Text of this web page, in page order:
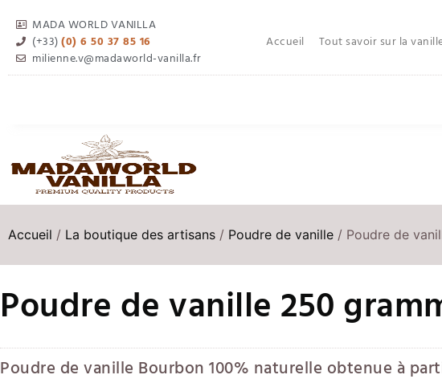
MADA WORLD VANILLA
(+33)(0) 6 50 37 85 16
milienne.v@madaworld-vanilla.fr
Accueil Tout savoir sur la
Accueil / La boutique des artisans / Poudre de vanille / Poudre de
Poudre de vanille 250
Poudre de vanille Bourbon 100% naturelle obtenue à